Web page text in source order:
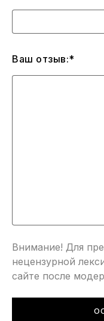
Ваш отзыв:*
Внимание! Для
нецензурной
сайте после